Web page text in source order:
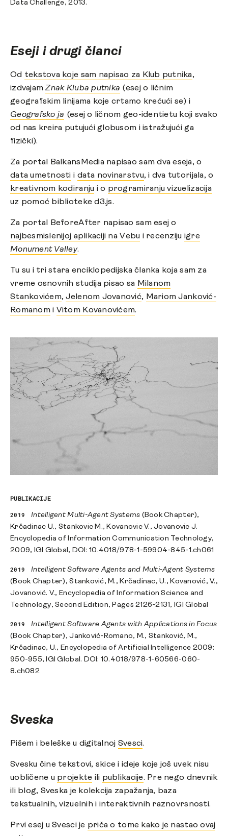
Data Challenge, 2013.
PUBLIKACIJE
2019 Intelligent Multi-Agent Systems (Book Chapter),
Krčadinac U., Stankovic M., Kovanovic V., Jovanovic J.
Encyclopedia of Information Communication Technology,
2009, IGI Global, DOI: 10.4018/978-1-59904-845-1.ch061
2019
Intelligent Software Agents and Multi-Agent Systems
(Book Chapter), Stanković, M., Krčadinac, U., Kovanović, V.,
Jovanović. V., Encyclopedia of Information Science and
Technology, Second Edition, Pages 2126-2131, IGI Global
2019
Intelligent Software Agents with Applications in Focus
(Book Chapter), Janković-Romano, M., Stanković, M.,
Krčadinac, U., Encyclopedia of Artificial Intelligence 2009:
950-955, IGI Global. DOI: 10.4018/978-1-60566-060-
8.ch082
Eseji i drugi članci
Od tekstova koje sam napisao za Klub putnika,
izdvajamZnak Kluba putnika (esej o ličnim
geografskim linijama koje crtamo krećući se) i
Geografsko ja (esej o ličnom geo-identietu koji svako
od nas kreira putujući globusom i istražujući ga
fizički).
Za portal BalkansMedia napisao sam dva eseja, o
data umetnosti i data novinarstvu, i dva tutorijala, o
kreativnom kodiranju i o programiranju vizuelizacija
uz pomoć biblioteke d3.js.
Za portal BeforeAfter napisao sam esej o
najbesmislenijoj aplikaciji na Vebu i recenziju igre
Monument Valley.
Tu su i tri stara enciklopedijska članka koja sam za
vreme osnovnih studija pisao sa Milanom
Stankovićem,Jelenom Jovanović, Mariom Janković-
Romanomi Vitom Kovanovićem.
Sveska
Pišem i beleške u digitalnoj Svesci.
Svesku čine tekstovi, skice i ideje koje još uvek nisu
uobličene u projekte ili publikacije. Pre nego dnevnik
ili blog, Sveska je kolekcija zapažanja, baza
tekstualnih, vizuelnih i interaktivnih raznovrsnosti.
Prvi esej u Svesci je priča o tome kako je nastao ovaj